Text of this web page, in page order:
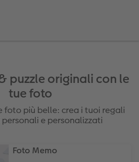
su legno
puzzle originali con le
tue foto
foto più belle: crea i tuoi regali
e personalizzati
Foto Memo